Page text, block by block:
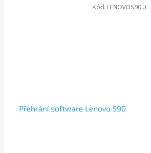
Přehrání software Lenovo S90
Kód: LENOVOS90 J